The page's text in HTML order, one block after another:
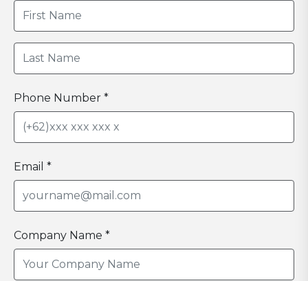
Phone Number *
Email *
Company Name *